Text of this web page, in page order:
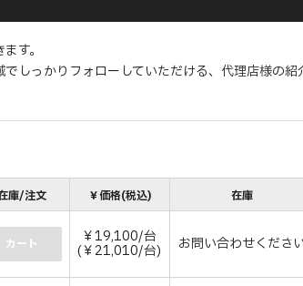
す。
しっかりフォローしていただける、代理店様の
庫/注文 ￥価格(税込) 在庫
カート ￥19,100/台
(￥21,010/台) お問い合わせくださ